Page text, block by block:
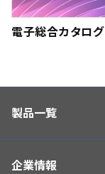
電子総合カタログ
製品一覧
企業情報